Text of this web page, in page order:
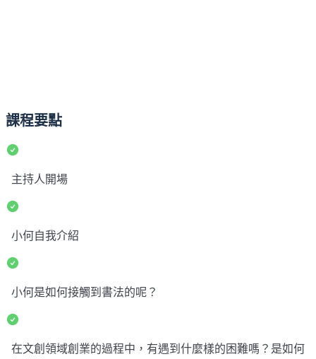
課程要點
主持人開場
小何自我介紹
小何是如何接觸到書法的呢？
在文創領域創業的過程中，有遇到什麼樣的困難嗎？是如何